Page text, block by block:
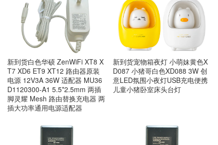
新到货白色华硕 ZenWiFi XT8 X
T7 XD6 ET9 XT12 路由器原装
电源 12V3A 36W 适配器 MU36
D1120300-A1 5.5*2.5mm 两插
脚灵耀 Mesh 路由替换充电器 两
插大功率通用电源适配器
新到货宠物箱夜灯 小萌妹黄色X
D087 小猪哥白色XD088 3W 创
意LED氛围小夜灯USB充电便携
儿童小猪卧室床头台灯